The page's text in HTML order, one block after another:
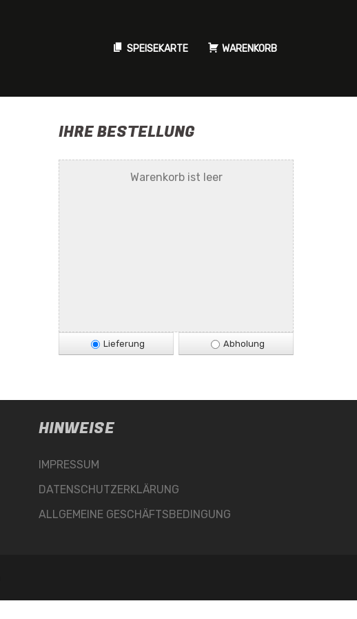
SPEISEKARTE WARENKORB
IHRE BESTELLUNG
Warenkorb ist leer
Lieferung Abholung
HINWEISE
IMPRESSUM
DATENSCHUTZERKLÄRUNG
ALLGEMEINE GESCHÄFTSBEDINGUNG